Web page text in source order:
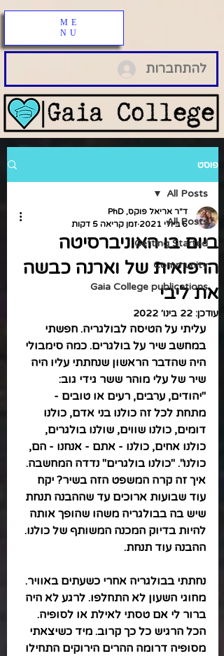
ME
NU
להתחברות
פוסט
All Posts
Getting Started
Community
Gaia College publications
All Posts
ביום בו האוניברסיטה
הרפואית של וארנה כבשה
את ליבי
ד"ר אריאל פוקס, PhD
6 ביולי 2021
זמן קריאה 5 דקות
עודכן: 22 בינו׳ 2022
עליתי על הטיסה לבולגריה. חפשתי
במחשב שיר על בולגרים. כמה סימבולי
היה שהדבר הראשון שנחתתי עליו היה
שיר של עלי מוהר ששר גידי גוב:
"יהודים, ערבים, רעים או טובים -
מתחת לכל זה כולנו בני אדם, כולנו
דומים, כולנו שווים, שולנו בולגרים,
כולנו אחים, כולנו - אתם - אנחנו - הם,
כולנו". "כולנו בולגרים" נדדה המחשבה.
איך זה קרה המשפט הזה בשיר? יקח
עוד שבועות ארוכים עד שההבנה תנחת
שיש בה בבולגריה משהו שהופך אותה
להיות בדיוק המכנה המשותף של כולנו.
ההבנה עוד תנחת.
נחתתי בבולגריה אחרי כשעתים באוויר.
מחוגי השעון לא התחלפו. לרגע לא היה
ברור לי אם טסתי לאילת או לסופיה.
הכל הרגיש כל כך קרוב. מיד כשיצאתי
מסופיה דרומה ההרים הירוקים התחילו